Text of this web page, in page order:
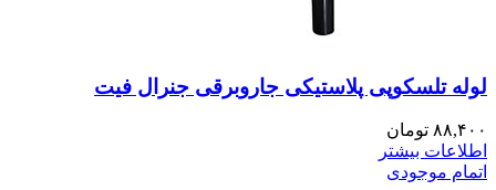
لوله تلسکوپی پلاستیکی جاروبرقی جنرال فیت
۸۸,۴۰۰ تومان
اطلاعات بیشتر
اتمام موجودی